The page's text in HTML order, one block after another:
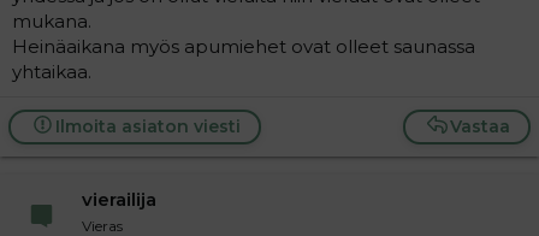
mukana.
Heinäaikana myös apumiehet ovat olleet saunassa
yhtaikaa.
Vastaa
Ilmoita asiaton viesti
vierailija
Vieras